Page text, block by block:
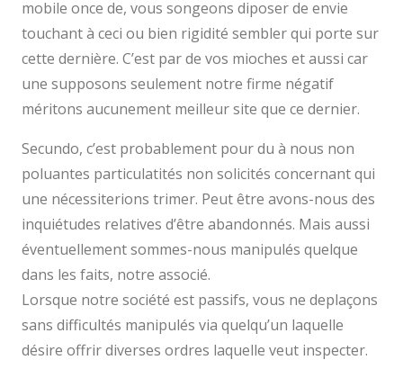
mobile once de, vous songeons diposer de envie
touchant à ceci ou bien rigidité sembler qui porte sur
cette dernière. C’est par de vos mioches et aussi car
une supposons seulement notre firme négatif
méritons aucunement meilleur site que ce dernier.
Secundo, c’est probablement pour du à nous non
poluantes particulatités non solicités concernant qui
une nécessiterions trimer. Peut être avons-nous des
inquiétudes relatives d’être abandonnés. Mais aussi
éventuellement sommes-nous manipulés quelque
dans les faits, notre associé.
Lorsque notre société est passifs, vous ne deplaçons
sans difficultés manipulés via quelqu’un laquelle
désire offrir diverses ordres laquelle veut inspecter.